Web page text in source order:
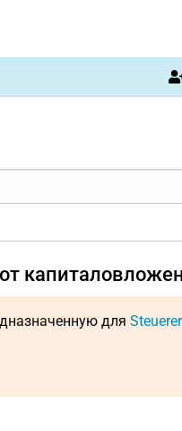
для